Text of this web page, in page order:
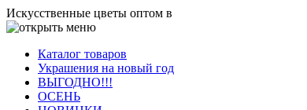
Искусственные цветы оптом в
Каталог товаров
Украшения на новый год
ВЫГОДНО!!!
ОСЕНЬ